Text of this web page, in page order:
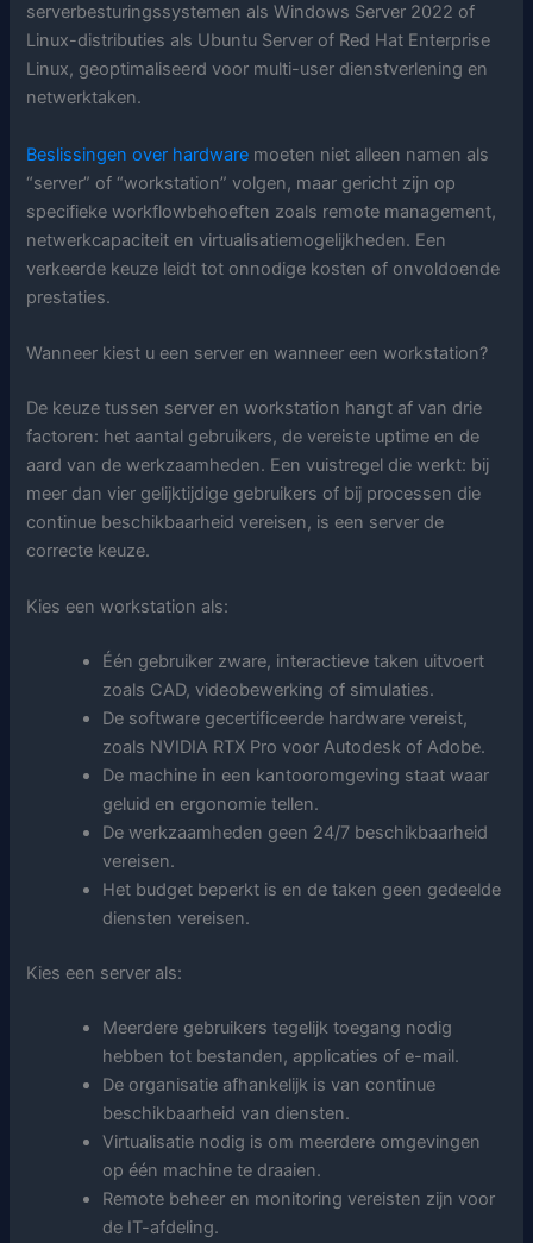
serverbesturingssystemen als Windows Server 2022 of
Linux-distributies als Ubuntu Server of Red Hat Enterprise
Linux, geoptimaliseerd voor multi-user dienstverlening en
netwerktaken.
Beslissingen over hardware moeten niet alleen namen als
“server” of “workstation” volgen, maar gericht zijn op
specifieke workflowbehoeften zoals remote management,
netwerkcapaciteit en virtualisatiemogelijkheden. Een
verkeerde keuze leidt tot onnodige kosten of onvoldoende
prestaties.
Wanneer kiest u een server en wanneer een workstation?
De keuze tussen server en workstation hangt af van drie
factoren: het aantal gebruikers, de vereiste uptime en de
aard van de werkzaamheden. Een vuistregel die werkt: bij
meer dan vier gelijktijdige gebruikers of bij processen die
continue beschikbaarheid vereisen, is een server de
correcte keuze.
Kies een workstation als:
Één gebruiker zware, interactieve taken uitvoert
zoals CAD, videobewerking of simulaties.
De software gecertificeerde hardware vereist,
zoals NVIDIA RTX Pro voor Autodesk of Adobe.
De machine in een kantooromgeving staat waar
geluid en ergonomie tellen.
De werkzaamheden geen 24/7 beschikbaarheid
vereisen.
Het budget beperkt is en de taken geen gedeelde
diensten vereisen.
Kies een server als:
Meerdere gebruikers tegelijk toegang nodig
hebben tot bestanden, applicaties of e-mail.
De organisatie afhankelijk is van continue
beschikbaarheid van diensten.
Virtualisatie nodig is om meerdere omgevingen
op één machine te draaien.
Remote beheer en monitoring vereisten zijn voor
de IT-afdeling.